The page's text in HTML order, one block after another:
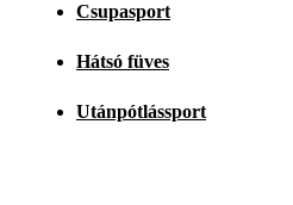
Csupasport
Hátsó füves
Utánpótlássport